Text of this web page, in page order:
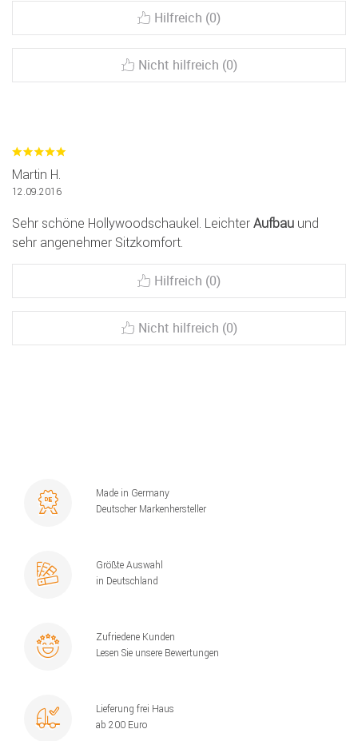
Hilfreich (0)
Nicht hilfreich (0)
Martin H.
12.09.2016
Sehr schöne Hollywoodschaukel. Leichter Aufbau und
sehr angenehmer Sitzkomfort.
Hilfreich (0)
Nicht hilfreich (0)
Made in Germany
Deutscher Markenhersteller
Größte Auswahl
in Deutschland
Zufriedene Kunden
Lesen Sie unsere Bewertungen
Lieferung frei Haus
ab 200 Euro